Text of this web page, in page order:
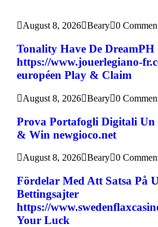
August 8, 2026 Beary 0
Tonality Have De
https://www.jouerlegiano-
européen Play & Claim
August 8, 2026 Beary 0
Prova Portafogli Digitali
& Win newgioco.net
August 8, 2026 Beary 0
Fördelar Med Att Satsa På
Bettingsajter
https://
Your Luck